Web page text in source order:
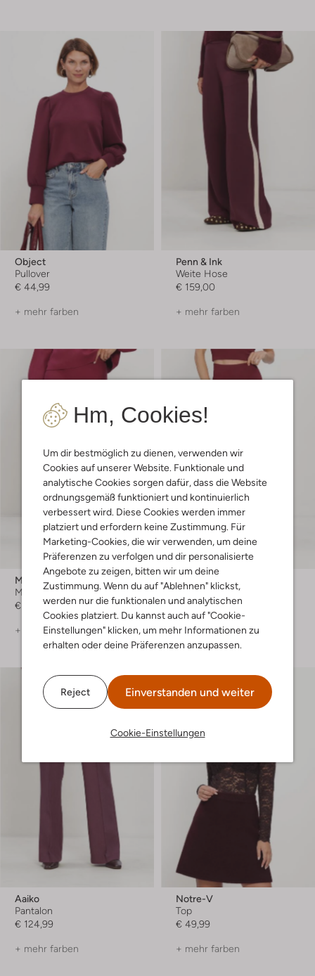
Hm, Cookies!
Um dir bestmöglich zu dienen, verwenden wir
Cookies auf unserer Website. Funktionale und
analytische Cookies sorgen dafür, dass die Website
ordnungsgemäß funktioniert und kontinuierlich
verbessert wird. Diese Cookies werden immer
platziert und erfordern keine Zustimmung. Für
Marketing-Cookies, die wir verwenden, um deine
Präferenzen zu verfolgen und dir personalisierte
Angebote zu zeigen, bitten wir um deine
Zustimmung. Wenn du auf "Ablehnen" klickst,
werden nur die funktionalen und analytischen
Cookies platziert. Du kannst auch auf "Cookie-
Einstellungen" klicken, um mehr Informationen zu
erhalten oder deine Präferenzen anzupassen.
Reject Einverstanden und weiter
Cookie-Einstellungen
Object
Pullover
€ 44,99
+ mehr farben
Penn & Ink
Weite Hose
€ 159,00
+ mehr farben
Msch Copenhagen
Minirock
€ 49,99
+ mehr farben
Aim'n
Legging
€ 59,99
+ mehr farben
Aaiko
Pantalon
€ 124,99
+ mehr farben
Notre-V
Top
€ 49,99
+ mehr farben